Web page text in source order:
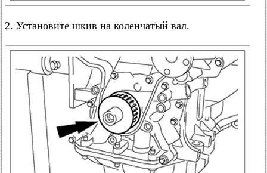
2. Установите шкив на коленчатый вал.